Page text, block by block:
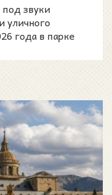
звуки
уличного
года в парке